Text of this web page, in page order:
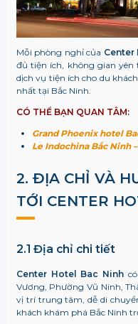
Mỗi phòng nghỉ của Center
đủ tiện ích, không gian
dịch vụ tiện ích cho du
nhất tại Bắc Ninh.
CÓ THỂ BẠN QUAN TÂM:
Grand Phoenix hotel
Le Indochina Bắc Ninh
2. ĐỊA CHỈ VÀ
TỚI CENTER
2.1 Địa chỉ chi tiết
Center Hotel Bac Ninhcó
Vương, Phường Vũ Ninh,
vị trí trung tâm, dễ di
khách khám phá Bắc Ninh